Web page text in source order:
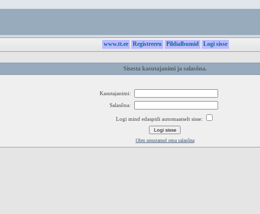
www.tt.ee Registreeru Pildialbumid Logi sisse
Sisesta kasutajanimi ja salasõna.
Kasutajanimi:
Salasõna:
Logi mind edaspidi automaatselt sisse:
Olen unustanud oma salasõna